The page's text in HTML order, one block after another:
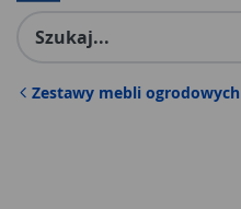
Zestawy mebli ogrodowych